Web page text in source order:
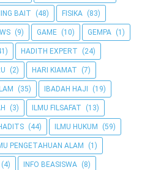
BAIT (48) FISIKA (83)
(9) GAME (10) GEMPA (1)
HADITH EXPERT (24)
(2) HARI KIAMAT (7)
(35) IBADAH HAJI (19)
(3) ILMU FILSAFAT (13)
(44) ILMU HUKUM (59)
PENGETAHUAN ALAM (1)
(4) INFO BEASISWA (8)